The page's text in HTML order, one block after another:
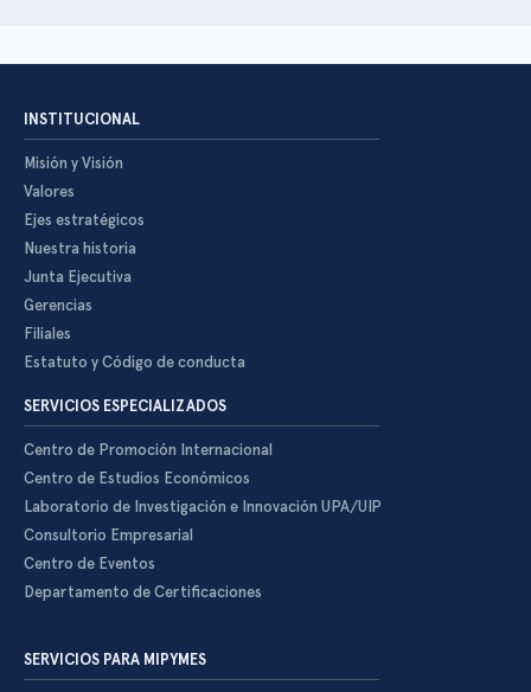
INSTITUCIONAL
Misión y Visión
Valores
Ejes estratégicos
Nuestra historia
Junta Ejecutiva
Gerencias
Filiales
Estatuto y Código de conducta
SERVICIOS ESPECIALIZADOS
Centro de Promoción Internacional
Centro de Estudios Económicos
Laboratorio de Investigación e Innovación UPA/UIP
Consultorio Empresarial
Centro de Eventos
Departamento de Certificaciones
SERVICIOS PARA MIPYMES